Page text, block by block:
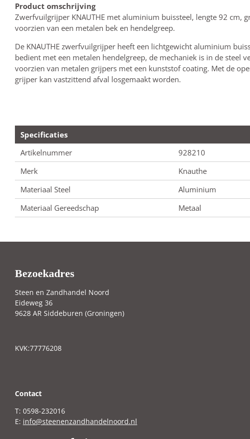
Product omschrijving
Zwerfvuilgrijper KNAUTHE met aluminium buissteel, lengte 92 cm,
voorzien van een metalen bek en hendelgreep.
De KNAUTHE zwerfvuilgrijper heeft een lichtgewicht aluminium
bedient met een metalen hendelgreep, de mechaniek is in de steel
voorzien van metalen grijpers met een kunststof coating. Met de
grijper kan vastzittend afval losgemaakt worden.
Specificaties
Artikelnummer
928210
Merk
Knauthe
Materiaal Steel
Aluminium
Materiaal Gereedschap
Metaal
Bezoekadres
Steen en Zandhandel Noord
Eideweg 36
9628 AR Siddeburen (Groningen)
KVK:77776208
Contact
T: 0598-232016
E: info@steenenzandhandelnoord.nl